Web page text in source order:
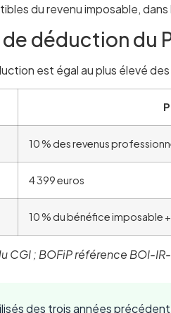
du revenu imposable, dans
déduction du
est égal au plus élevé
10 % des revenus
4 399 euros
10 % du bénéfice imposable +
CGI ; BOFiP référence BOI-
des trois années